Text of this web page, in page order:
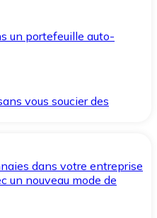
un portefeuille auto-
vous soucier des
dans votre entreprise
un nouveau mode de